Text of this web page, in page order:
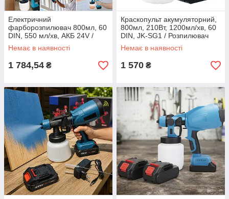
Електричний
фарборозпилювач 800мл, 60
DIN, 550 мл/хв, АКБ 24V /
Акумуляторний
фарборозпилювач
Немає в наявності
1 784,54 ₴
Краскопульт акумуляторний,
800мл, 210Вт, 1200мл/хв, 60
DIN, JK-SG1 / Розпилювач
фарби
Немає в наявності
1 570 ₴